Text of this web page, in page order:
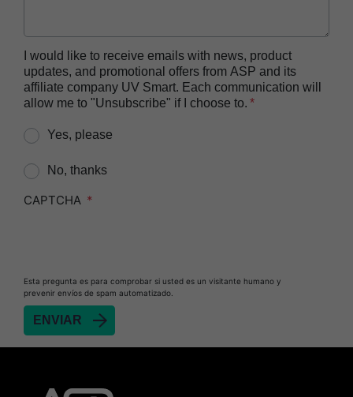
BIOTRACE™ Rapid Read 5 VH2O2 BI Reader
BIOTRACE™ Auto Read Mini Reader
BIOTRACE™ Auto Read Pro Reader
CIDEX™​ OPA Concentrate Solution
CIDEX™​ OPA Solution Test Strips
CIDEZYME™​ XTRA Multi-Enzymatic Detergent
Heat Sealer HS 1000
Heat Sealer HS 2000
SEALSURE™​ Chemical Indicator (CI) Tape and
STERRAD™​ 100NX System with ALLClear™​
I would like to receive emails with news, product
updates, and promotional offers from ASP and its
affiliate company UV Smart. Each communication will
allow me to "Unsubscribe" if I choose to.
Yes, please
No, thanks
CAPTCHA
Esta pregunta es para comprobar si usted es un visitante humano y
prevenir envíos de spam automatizado.